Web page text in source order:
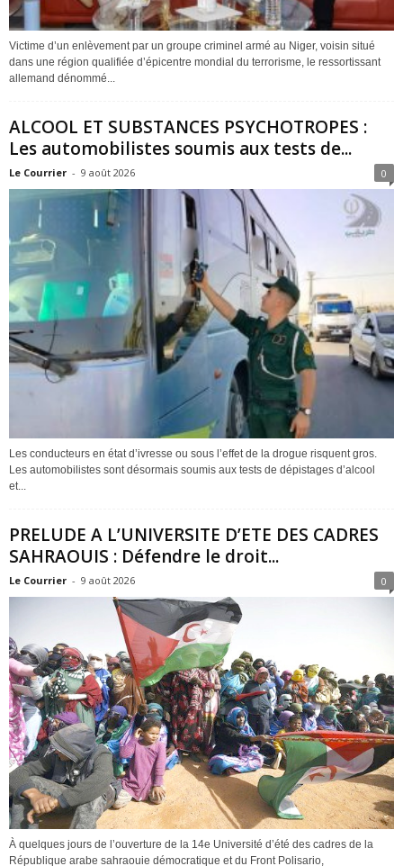
Victime d’un enlèvement par un groupe criminel armé au Niger, voisin situé
dans une région qualifiée d’épicentre mondial du terrorisme, le ressortissant
allemand dénommé...
ALCOOL ET SUBSTANCES PSYCHOTROPES :
Les automobilistes soumis aux tests de...
Le Courrier - 9 août 2026 0
Les conducteurs en état d’ivresse ou sous l’effet de la drogue risquent gros.
Les automobilistes sont désormais soumis aux tests de dépistages d’alcool
et...
PRELUDE A L’UNIVERSITE D’ETE DES CADRES
SAHRAOUIS : Défendre le droit...
Le Courrier - 9 août 2026 0
À quelques jours de l’ouverture de la 14e Université d’été des cadres de la
République arabe sahraouie démocratique et du Front Polisario,